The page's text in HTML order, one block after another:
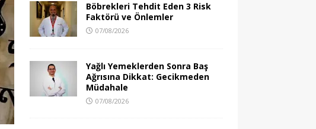
Böbrekleri Tehdit Eden 3 Risk
Faktörü ve Önlemler
07/08/2026
Yağlı Yemeklerden Sonra Baş
Ağrısına Dikkat: Gecikmeden
Müdahale
07/08/2026